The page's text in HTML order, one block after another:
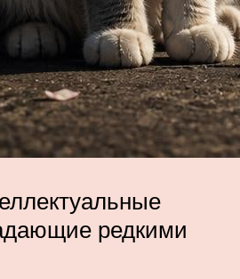
редкими